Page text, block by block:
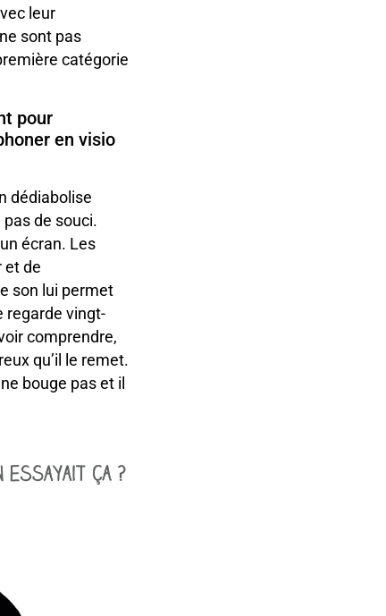
leur
sont pas
catégorie
pour
en visio
dédiabolise
de souci.
écran. Les
et de
son lui permet
regarde vingt-
comprendre,
qu’il le remet.
bouge pas et il